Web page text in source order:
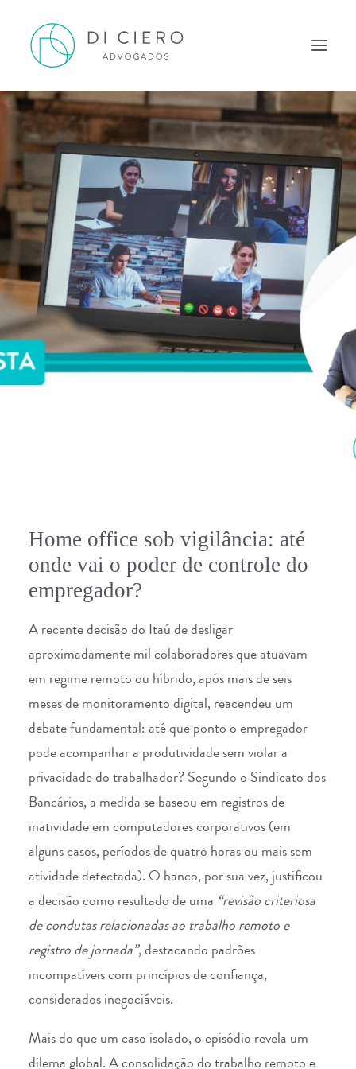
HOME
INSPIRAÇÃO
ATUAÇÃO
EQUIPE
NEWS DI CIERO
CONTATO
PORTUGUÊS
Home office sob vigilância: até
onde vai o poder de controle do
empregador?
A recente decisão do Itaúde desligar
aproximadamente mil colaboradores que atuavam
em regime remoto ou híbrido, após mais de seis
meses de monitoramento digital, reacendeu um
debate fundamental: até que ponto o empregador
pode acompanhar a produtividade sem violar a
privacidade do trabalhador? Segundo o Sindicato dos
Bancários, a medida se baseou em registros de
inatividade em computadores corporativos (em
alguns casos, períodos de quatro horas ou mais sem
atividade detectada). O banco, por sua vez, justificou
a decisão como resultado de uma “revisão criteriosa
de condutas relacionadas ao trabalho remoto e
registro de jornada”, destacando padrões
incompatíveis com princípios de confiança,
considerados inegociáveis.
Mais do que um caso isolado, o episódio revela um
dilema global. A consolidação do trabalho remoto e